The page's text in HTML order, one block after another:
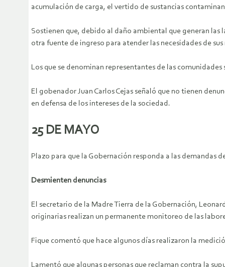
acumulación de carga, el vertido de sustancias
Sostienen que, debido al daño ambiental que generan
otra fuente de ingreso para atender las necesidades de
Los que se denominan representantes de las
El gobenador Juan Carlos Cejas señaló que no tienen
en defensa de los intereses de la sociedad.
25 DE MAYO
Plazo para que la Gobernación responda a las demandas
Desmienten denuncias
El secretario de la Madre Tierra de la Gobernación,
originarias realizan un permanente monitoreo de las
Fique comentó que hace algunos días realizaron la
Lamentó que algunas personas que reclaman contra la